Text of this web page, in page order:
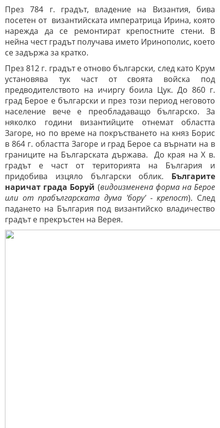
През 784 г. градът, владение на Византия, бива
посетен от византийската императрица Ирина, която
нарежда да се ремонтират крепостните стени. В
нейна чест градът получава името Иринополис, което
се задържа за кратко.
През 812 г. градът е отново български, след като Крум
установява тук част от своята войска под
предводителството на ичиргу боила Цук. До 860 г.
град Берое е български и през този период неговото
население вече е преобладаващо българско. За
няколко години византийците отнемат областта
Загоре, но по време на покръстването на княз Борис
в 864 г. областта Загоре и град Берое са върнати на в
границите на Българската държава. До края на X в.
градът
е част от територията на България и
придобива изцяло български облик. Българите
наричат града Боруй (видоизменена форма на Берое
или от прабългарската дума 'бору' - крепост). След
падането на България под византийско владичество
градът е прекръстен на Верея.